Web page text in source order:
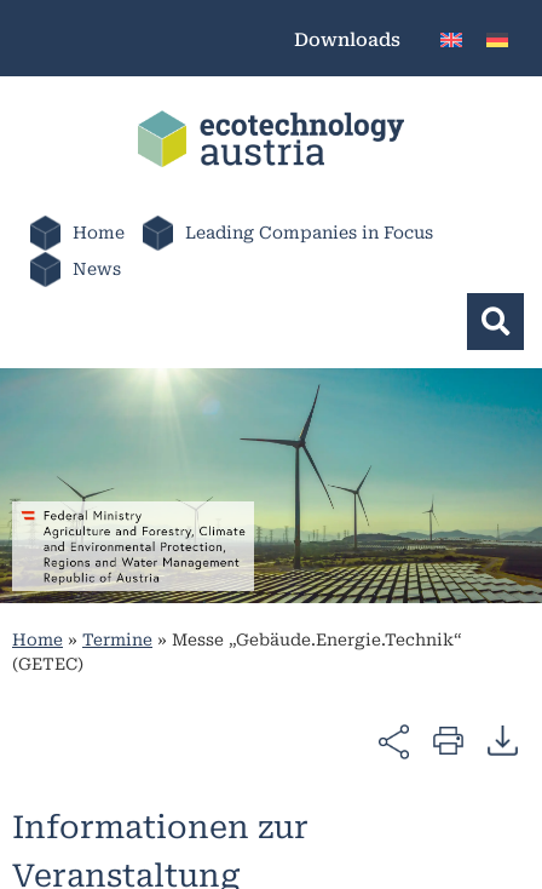
Downloads
Home
Leading Companies in Focus
News
Home » Termine » Messe „Gebäude.Energie.Technik“
(GETEC)
Informationen zur
Veranstaltung